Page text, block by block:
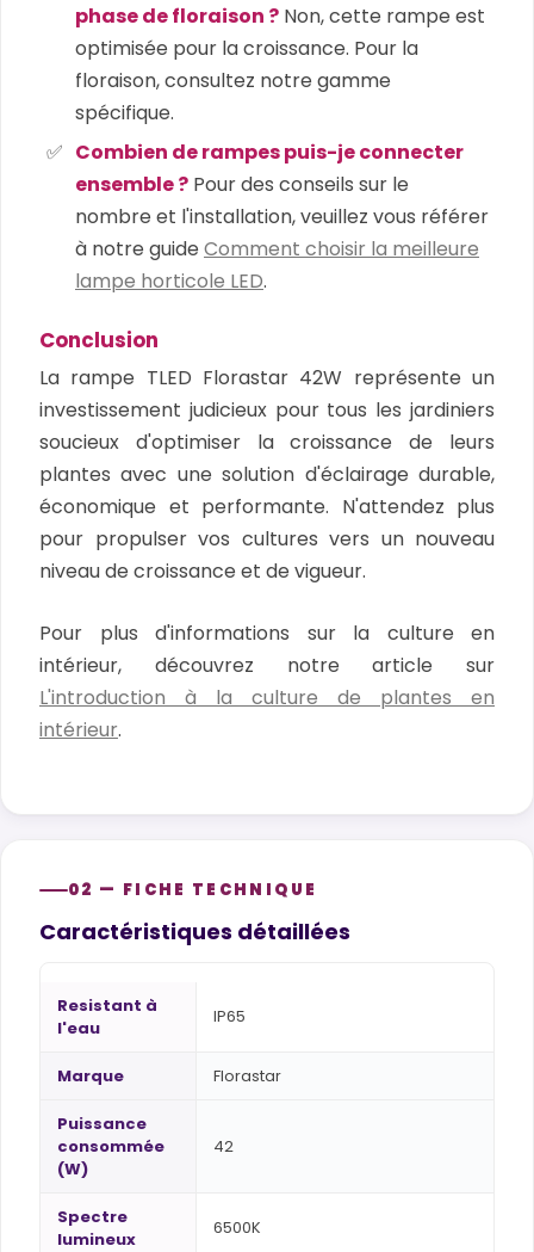
phase de floraison ? Non, cette rampe est
optimisée pour la croissance. Pour la
floraison, consultez notre gamme
spécifique.
Combien de rampes puis-je connecter
ensemble ? Pour des conseils sur le
nombre et l'installation, veuillez vous référer
à notre guide Comment choisir la meilleure
lampe horticole LED.
Conclusion
La rampe TLED Florastar 42W représente un
investissement judicieux pour tous les jardiniers
soucieux d'optimiser la croissance de leurs
plantes avec une solution d'éclairage durable,
économique et performante. N'attendez plus
pour propulser vos cultures vers un nouveau
niveau de croissance et de vigueur.
Pour plus d'informations sur la culture en
intérieur, découvrez notre article sur
L'introduction à la culture de plantes en
intérieur.
02 — FICHE TECHNIQUE
Caractéristiques détaillées
Resistant à
l'eau
IP65
Marque Florastar
Puissance
consommée
(W)
42
Spectre
lumineux
6500K